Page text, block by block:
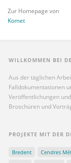
Zur Homepage von
Komet
WILLKOMMEN BEI
Aus der täglichen
Falldokumentationen
Veröffentlichungen
Broschüren und
PROJEKTE MIT DER
Bredent Cendres